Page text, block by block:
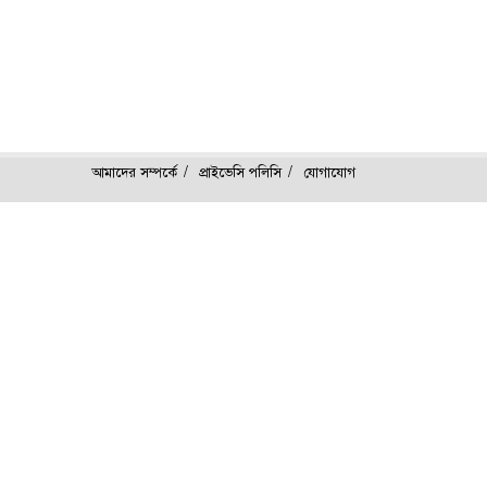
আমাদের সম্পর্কে প্রাইভেসি পলিসি যোগাযোগ